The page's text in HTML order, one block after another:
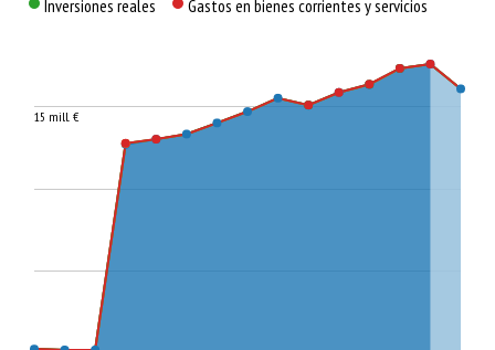
Inversiones reales
Gastos en bienes corrientes y servicios
15 mill. €